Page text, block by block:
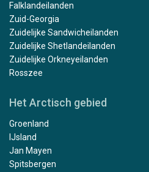
Falklandeilanden
Zuid-Georgia
Zuidelijke Sandwicheilanden
Zuidelijke Shetlandeilanden
Zuidelijke Orkneyeilanden
Rosszee
Het Arctisch gebied
Groenland
IJsland
Jan Mayen
Spitsbergen